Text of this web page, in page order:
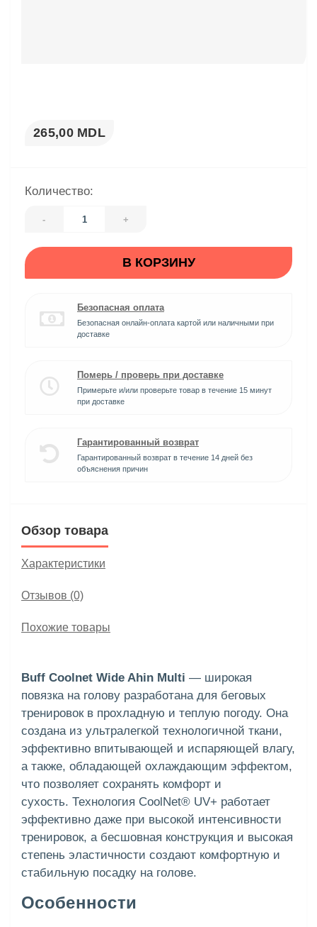
265,00 MDL
Количество:
- +
В КОРЗИНУ
Безопасная оплата
Безопасная онлайн-оплата картой или наличными при
доставке
Померь / проверь при доставке
Примерьте и/или проверьте товар в течение 15 минут
при доставке
Гарантированный возврат
Гарантированный возврат в течение 14 дней без
объяснения причин
Обзор товара
Характеристики
Отзывов (0)
Похожие товары
Buff Coolnet Wide Ahin Multi — широкая
повязка на голову разработана для беговых
тренировок в прохладную и теплую погоду. Она
создана из ультралегкой технологичной ткани,
эффективно впитывающей и испаряющей влагу,
а также, обладающей охлаждающим эффектом,
что позволяет сохранять комфорт и
сухость. Технология CoolNet® UV+ работает
эффективно даже при высокой интенсивности
тренировок, а бесшовная конструкция и высокая
степень эластичности создают комфортную и
стабильную посадку на голове.
Особенности